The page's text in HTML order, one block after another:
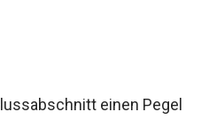
einen Pegel